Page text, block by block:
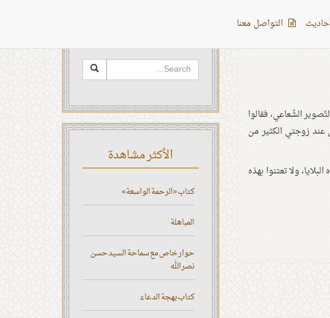
التواصل معنا
الشّعاعي، فقالوا
عند زوجتي الكثير من
ولا تعتنوا بهذه
الأكثر مشاهدة
كتاب «الرحمة الواسعة»
المباهلة
حوار خاص مع سماحة السيد حسن
نصر الله
كتاب بهجة الدعاء